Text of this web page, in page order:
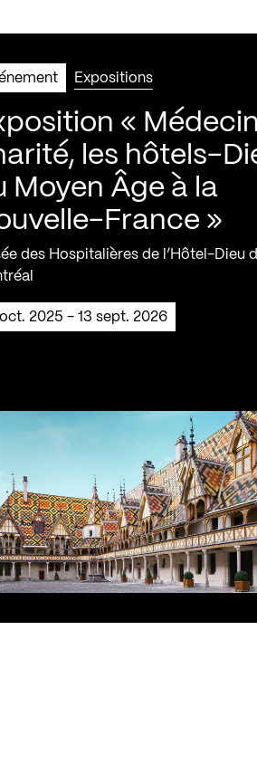
Expositions
«
les hôtels-
Moyen Âge à la
France »
des Hospitalières de l’Hôtel-Dieu
oct. 2025 - 13 sept. 2026